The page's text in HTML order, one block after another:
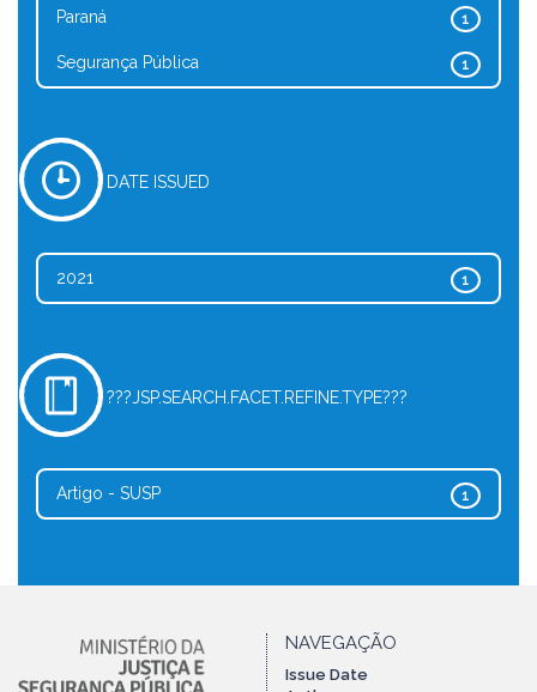
1
Paraná
1
Segurança Pública
DATE ISSUED
1
2021
???JSP.SEARCH.FACET.REFINE.TYPE???
1
Artigo - SUSP
NAVEGAÇÃO
Issue Date